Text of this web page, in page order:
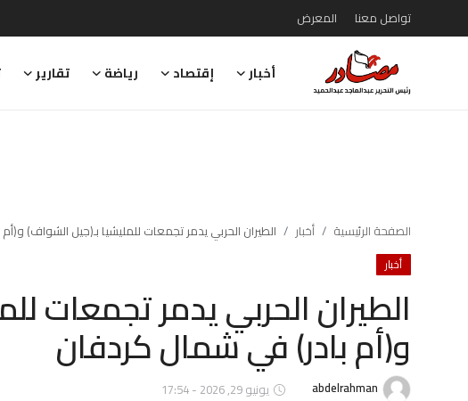
تواصل معنا المعرض
أخبار إقتصاد رياضة تقارير
تحقيقات
الصفحة الرئيسية أخبار الطيران الحربي يدمر تجمعات للمليشيا بـ(جيل الشواف)
أخبار
الطيران الحربي يدمر تجمعات
و(أم بادر) في شمال كردفان
abdelrahman يونيو 29, 2026 - 17:54